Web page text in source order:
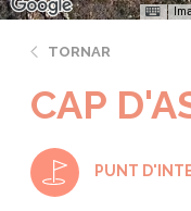
TORNAR
CAP
PUNT